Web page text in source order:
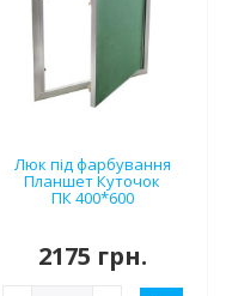
Люк під фарбування
Планшет Куточок
ПК 400*600
2175 грн.